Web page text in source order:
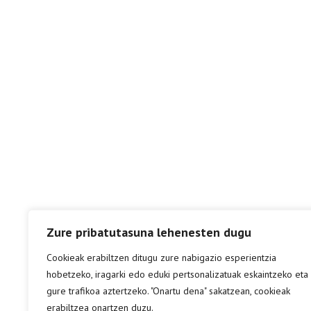
Zure pribatutasuna lehenesten dugu
Cookieak erabiltzen ditugu zure nabigazio esperientzia
hobetzeko, iragarki edo eduki pertsonalizatuak eskaintzeko eta
gure trafikoa aztertzeko. "Onartu dena" sakatzean, cookieak
erabiltzea onartzen duzu.